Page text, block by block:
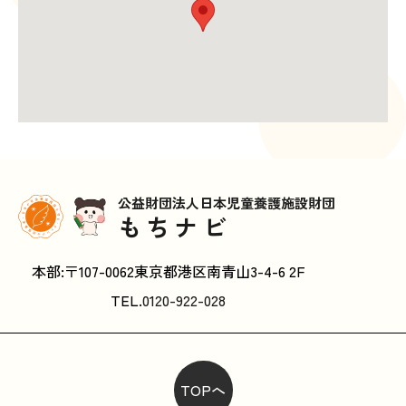
公益財団法人日本児童養護施設財団
もちナビ
本部:〒107-0062東京都港区南青山3-4-6 2F
TEL.0120-922-028
TOPへ